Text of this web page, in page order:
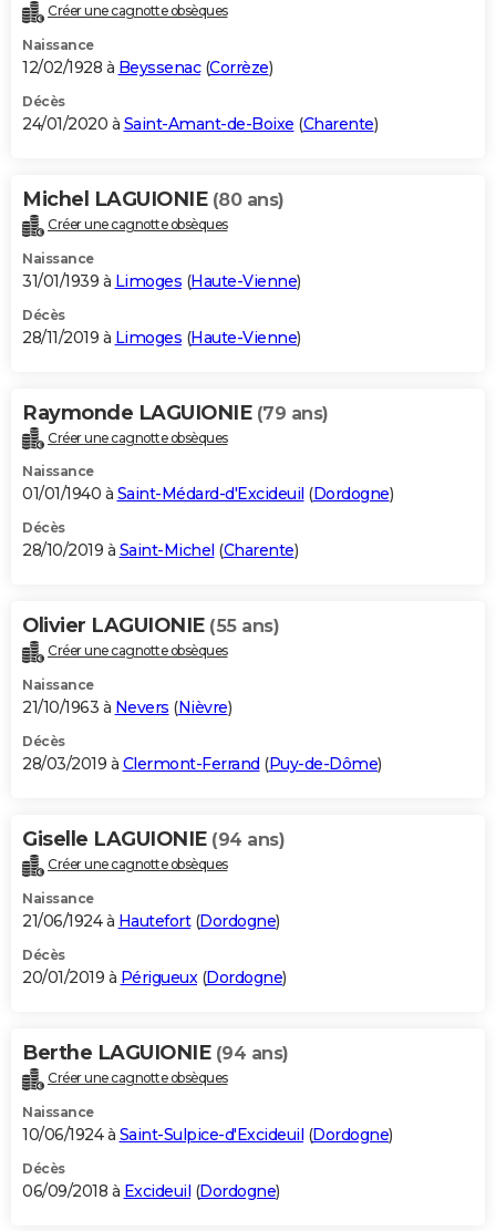
Créer une cagnotte obsèques
Naissance
12/02/1928 à Beyssenac(Corrèze)
Décès
24/01/2020 à Saint-Amant-de-Boixe (Charente)
Michel LAGUIONIE (80 ans)
Créer une cagnotte obsèques
Naissance
31/01/1939 à Limoges (Haute-Vienne)
Décès
28/11/2019 à Limoges (Haute-Vienne)
Raymonde LAGUIONIE (79 ans)
Créer une cagnotte obsèques
Naissance
01/01/1940 à Saint-Médard-d'Excideuil (Dordogne)
Décès
28/10/2019 à Saint-Michel (Charente)
Olivier LAGUIONIE (55 ans)
Créer une cagnotte obsèques
Naissance
21/10/1963 à Nevers (Nièvre)
Décès
28/03/2019 à Clermont-Ferrand (Puy-de-Dôme)
Giselle LAGUIONIE (94 ans)
Créer une cagnotte obsèques
Naissance
21/06/1924 à Hautefort(Dordogne)
Décès
20/01/2019 à Périgueux(Dordogne)
Berthe LAGUIONIE (94 ans)
Créer une cagnotte obsèques
Naissance
10/06/1924 à Saint-Sulpice-d'Excideuil (Dordogne)
Décès
06/09/2018 à Excideuil (Dordogne)